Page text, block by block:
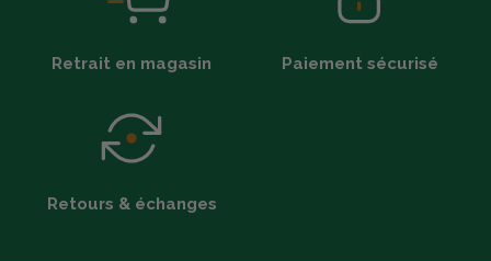
Retrait en magasin Paiement sécurisé
Retours & échanges